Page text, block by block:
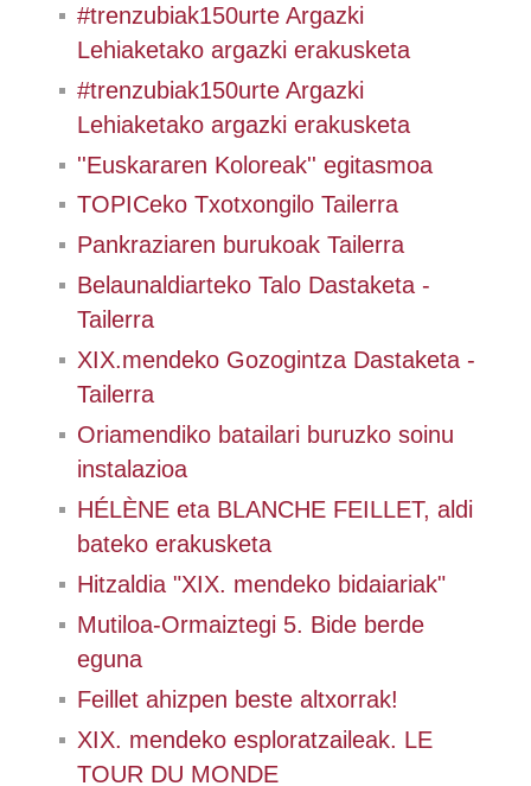
#trenzubiak150urte Argazki
Lehiaketako argazki erakusketa
#trenzubiak150urte Argazki
Lehiaketako argazki erakusketa
''Euskararen Koloreak'' egitasmoa
TOPICeko Txotxongilo Tailerra
Pankraziaren burukoak Tailerra
Belaunaldiarteko Talo Dastaketa -
Tailerra
XIX.mendeko Gozogintza Dastaketa -
Tailerra
Oriamendiko batailari buruzko soinu
instalazioa
HÉLÈNE eta BLANCHE FEILLET, aldi
bateko erakusketa
Hitzaldia "XIX. mendeko bidaiariak"
Mutiloa-Ormaiztegi 5. Bide berde
eguna
Feillet ahizpen beste altxorrak!
XIX. mendeko esploratzaileak. LE
TOUR DU MONDE